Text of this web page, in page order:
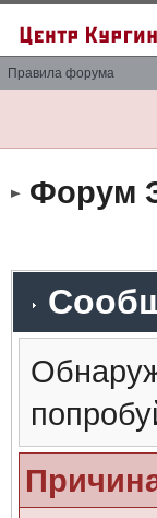
Правила форума
Форум